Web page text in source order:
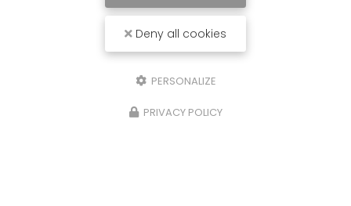
Deny all cookies
PERSONALIZE
PRIVACY POLICY